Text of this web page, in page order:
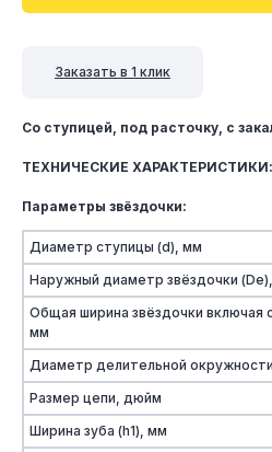
Заказать в 1 клик
Со ступицей, под расточку, c
ТЕХНИЧЕСКИЕ ХАРАКТЕРИСТИКИ:
Параметры звёздочки:
Диаметр ступицы (d), мм
Наружный диаметр звёздочки
Общая ширина звёздочки включая
мм
Диаметр делительной
Размер цепи, дюйм
Ширина зуба (h1), мм